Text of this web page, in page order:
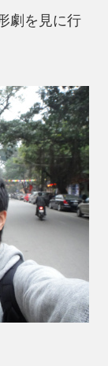
劇を見に行